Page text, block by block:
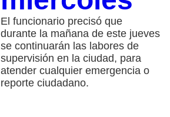
El funcionario precisó que
durante la mañana de este jueves
se continuarán las labores de
supervisión en la ciudad, para
atender cualquier emergencia o
reporte ciudadano.